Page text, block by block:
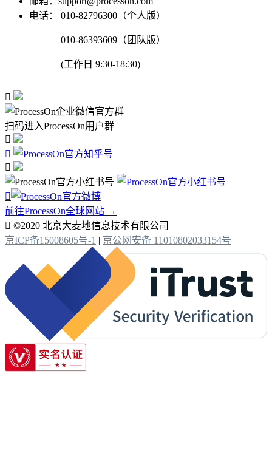
电话：
010-82796300（个人版）
010-86393609（团队版）
(工作日 9:30-18:30)

扫码进入ProcessOn用户群




前往ProcessOn全球网站 →
 ©2020 北京大麦地信息技术有限公司
京ICP备15008605号-1 | 京公网安备 11010802033154号